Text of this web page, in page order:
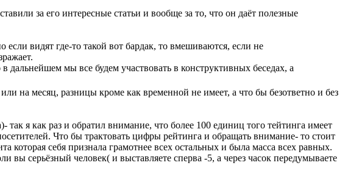
за его интересные статьи и вообще за то, что он даёт полезные
видят где-то такой вот бардак, то вмешиваются, если не
дальнейшем мы все будем участвовать в конструктивных беседах, а
на месяц, разницы кроме как временной не имеет, а что бы безответно и без
я как раз и обратил внимание, что более 100 единиц того тейтинга имеет
Что бы трактовать цифры рейтинга и обращать внимание- то стоит
которая себя признала грамотнее всех остальных и была масса всех равных.
серьёзный человек( и выставляете сперва -5, а через часок передумываете